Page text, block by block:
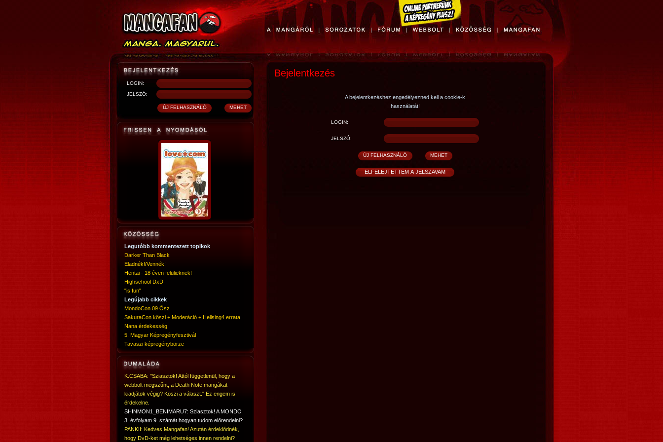
LOGIN:
JELSZÓ:
Legutóbb kommentezett topikok
Darker Than Black
Eladnék!/Vennék!
Hentai - 18 éven felülieknek!
Highschool DxD
"is fun"
Legújabb cikkek
MondoCon 09 Ősz
SakuraCon köszi + Moderáció + Hellsing4 errata
Nana érdekesség
5. Magyar Képregényfesztivál
Tavaszi képregénybörze
K.CSABA: "Sziasztok! Attól függetlenül, hogy a
webbolt megszűnt, a Death Note mangákat
kiadjátok végig? Köszi a választ." Ez engem is
érdekelne.
SHINMON1_BENIMARU7: Sziasztok! A MONDO
3. évfolyam 9. számát hogyan tudom előrendelni?
PANKII: Kedves Mangafan! Azután érdeklődnék,
hogy DvD-ket még lehetséges innen rendelni?
Bejelentkezés
A bejelentkezéshez engedélyezned kell a cookie-k
használatát!
LOGIN:
JELSZÓ: